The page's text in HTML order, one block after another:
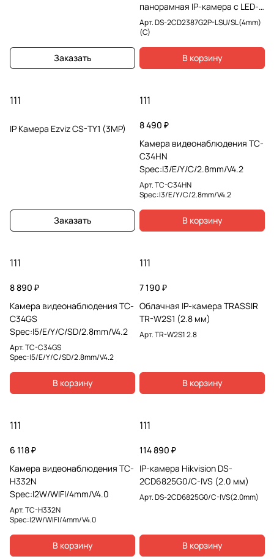
Заказать
панорамная IP-камера с LED-
подсветкой
Арт.DS-2CD2387G2P-LSU/SL(4mm)
(C)
В корзину
111
IP Камера Ezviz CS-TY1 (3MP)
Заказать
111
8 490 ₽
Камера видеонаблюдения TC-
C34HN
Spec:I3/E/Y/C/2.8mm/V4.2
Арт.TC-C34HN
Spec:I3/E/Y/C/2.8mm/V4.2
В корзину
111
8 890 ₽
Камера видеонаблюдения TC-
C34GS
Spec:I5/E/Y/C/SD/2.8mm/V4.2
Арт.TC-C34GS
Spec:I5/E/Y/C/SD/2.8mm/V4.2
В корзину
111
7 190 ₽
Облачная IP-камера TRASSIR
TR-W2S1 (2.8 мм)
Арт.TR-W2S1 2.8
В корзину
111
6 118 ₽
Камера видеонаблюдения TC-
H332N
Spec:I2W/WIFI/4mm/V4.0
Арт.TC-H332N
Spec:I2W/WIFI/4mm/V4.0
В корзину
111
114 890 ₽
IP-камера Hikvision DS-
2CD6825G0/C-IVS (2.0 мм)
Арт.DS-2CD6825G0/C-IVS(2.0mm)
В корзину